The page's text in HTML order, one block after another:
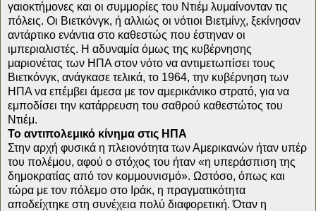
γαιοκτήμονες και οι συμμορίες του Ντιέμ λυμαίνονταν τις
πόλεις. Οι Βιετκόνγκ, ή αλλιώς οι νότιοι Βιετμίνχ, ξεκίνησαν
αντάρτικο ενάντια στο καθεστώς που έστηναν οι
ιμπεριαλιστές. Η αδυναμία όμως της κυβέρνησης
μαριονέτας των ΗΠΑ στον νότο να αντιμετωπίσει τους
Βιετκόνγκ, ανάγκασε τελικά, το 1964, την κυβέρνηση των
ΗΠΑ να επέμβει άμεσα με τον αμερικάνικο στρατό, για να
εμποδίσει την κατάρρευση του σαθρού καθεστώτος του
Ντιέμ.
Το αντιπολεμικό κίνημα στις ΗΠΑ
Στην αρχή φυσικά η πλειονότητα των Αμερικανών ήταν υπέρ
του πολέμου, αφού ο στόχος του ήταν «η υπεράσπιση της
δημοκρατίας από τον κομμουνισμό». Ωστόσο, όπως και
τώρα με τον πόλεμο στο Ιράκ, η πραγματικότητα
αποδείχτηκε στη συνέχεια πολύ διαφορετική. Όταν η